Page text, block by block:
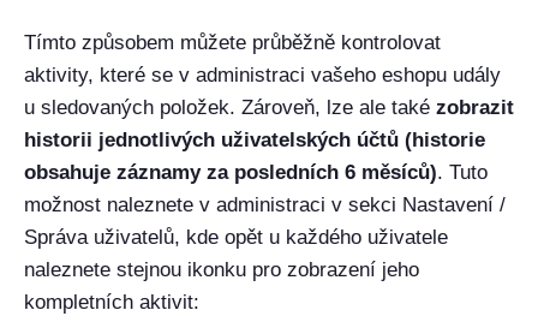
Tímto způsobem můžete průběžně kontrolovat
aktivity, které se v administraci vašeho eshopu udály
u sledovaných položek. Zároveň, lze ale také zobrazit
historii jednotlivých uživatelských účtů (historie
obsahuje záznamy za posledních 6 měsíců). Tuto
možnost naleznete v administraci v sekci Nastavení /
Správa uživatelů, kde opět u každého uživatele
naleznete stejnou ikonku pro zobrazení jeho
kompletních aktivit: